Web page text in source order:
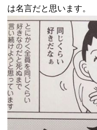
は名言だと思います。